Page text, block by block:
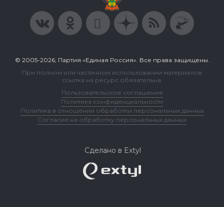
© 2005-2026, Партия «Единая Россия». Все права защищены.
При полном или частичном использовании материалов
ссылка на ресурс обязательна.
Пользовательское соглашение
Политика конфиденциальности
Политика в отношении обработки персональных данных
Согласие на обработку персональных данных
Сделано в Extyl